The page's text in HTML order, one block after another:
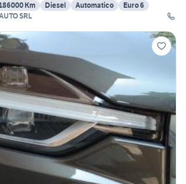
Km Diesel Automatico
Euro 6
SRL